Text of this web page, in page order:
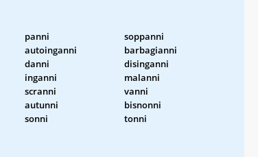
panni
soppanni
autoinganni
barbagianni
danni
disinganni
inganni
malanni
scranni
vanni
autunni
bisnonni
sonni
tonni